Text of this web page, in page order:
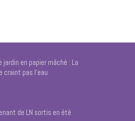
en papier mâché : La
craint pas l’eau
de LN sortis en été